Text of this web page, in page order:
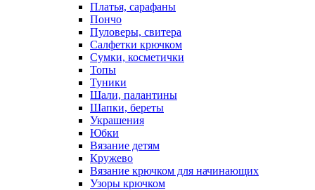
Платья, сарафаны
Пончо
Пуловеры, свитера
Салфетки крючком
Сумки, косметички
Топы
Туники
Шали, палантины
Шапки, береты
Украшения
Юбки
Вязание детям
Кружево
Вязание крючком для начинающих
Узоры крючком